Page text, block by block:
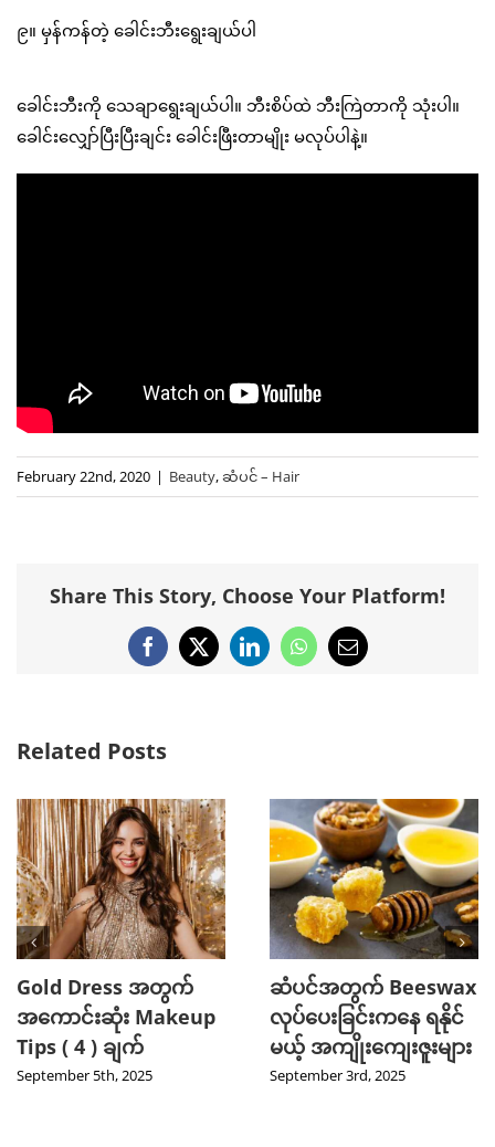
၉။ မှန်ကန်တဲ့ ခေါင်းဘီးရွေးချယ်ပါ
ခေါင်းဘီးကို သေချာရွေးချယ်ပါ။ ဘီးစိပ်ထဲ ဘီးကြဲတာကို သုံးပါ။
ခေါင်းလျှော်ပြီးပြီးချင်း ခေါင်းဖြီးတာမျိုး မလုပ်ပါနဲ့။
February 22nd, 2020 | Beauty,ဆံပင် – Hair
Share This Story, Choose Your Platform!
Facebook
X LinkedInWhatsApp
Email
Related Posts
Gold Dress အတွက်
အကောင်းဆုံး Makeup
Tips ( 4 ) ချက်
September 5th, 2025
ဆံပင်အတွက် Beeswax
လုပ်ပေးခြင်းကနေ ရနိုင်
မယ့် အကျိုးကျေးဇူးများ
September 3rd, 2025